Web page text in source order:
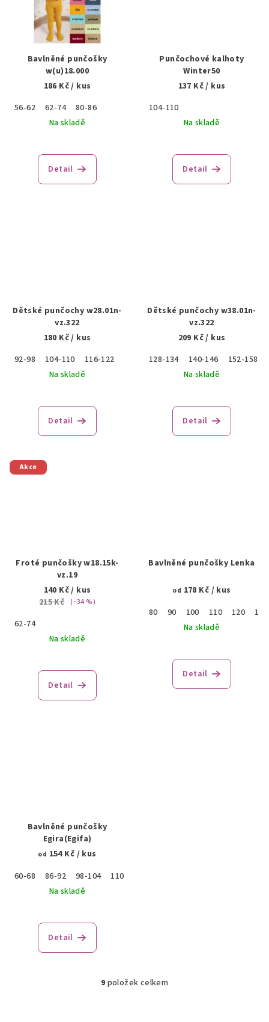
Bavlněné punčošky
w(u)18.000
186 Kč/ kus
56-62
62-74
80-86
Na skladě
Detail
Punčochové kalhoty
Winter50
137 Kč/ kus
104-110
Na skladě
Detail
Dětské punčochy w28.01n-
vz.322
180 Kč/ kus
92-98
104-110
116-122
Na skladě
Detail
Dětské punčochy w38.01n-
vz.322
209 Kč/ kus
128-134
140-146
152-158
Na skladě
Detail
Akce
Froté punčošky w18.15k-
vz.19
140 Kč/ kus
215 Kč (–34 %)
62-74
Na skladě
Detail
Bavlněné punčošky Lenka
od 178 Kč / kus
80
90 100 110 120
130
Na skladě
hodnocení
produktu
Detail
Bavlněné punčošky
Egira(Egifa)
od 154 Kč / kus
60-68
86-92 98-104 110-116
Na skladě
Detail
O
9 položek celkem